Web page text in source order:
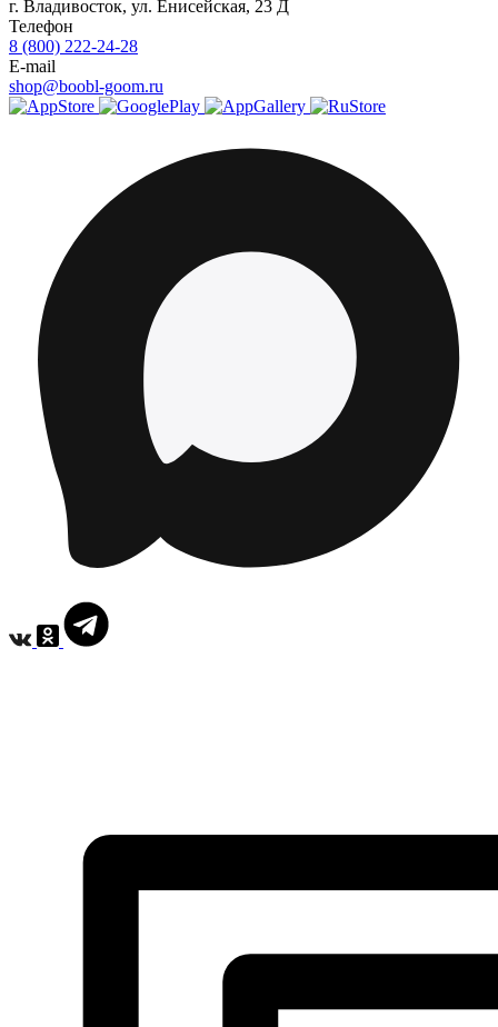
г. Владивосток, ул. Енисейская, 23 Д
Телефон
8 (800) 222-24-28
E-mail
shop@boobl-goom.ru